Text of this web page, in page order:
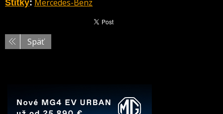
Štítky: Mercedes-Benz
Späť